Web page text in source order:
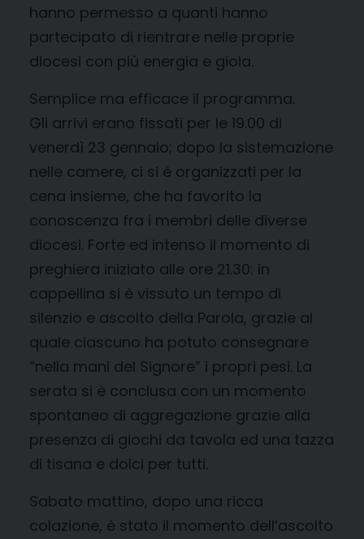
hanno permesso a quanti hanno
partecipato di rientrare nelle proprie
diocesi con più energia e gioia.
Semplice ma efficace il programma.
Gli arrivi erano fissati per le 19.00 di
venerdì 23 gennaio; dopo la sistemazione
nelle camere, ci si è organizzati per la
cena insieme, che ha favorito la
conoscenza fra i membri delle diverse
diocesi. Forte ed intenso il momento di
preghiera iniziato alle ore 21.30: in
cappellina si è vissuto un tempo di
silenzio e ascolto della Parola, grazie al
quale ciascuno ha potuto consegnare
“nella mani del Signore” i propri pesi. La
serata si è conclusa con un momento
spontaneo di aggregazione grazie alla
presenza di giochi da tavola ed una tazza
di tisana e dolci per tutti.
Sabato mattino, dopo una ricca
colazione, è stato il momento dell’ascolto